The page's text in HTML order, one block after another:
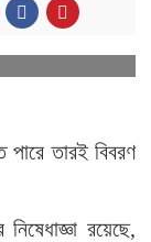
তারই বিবরণ
রয়েছে,